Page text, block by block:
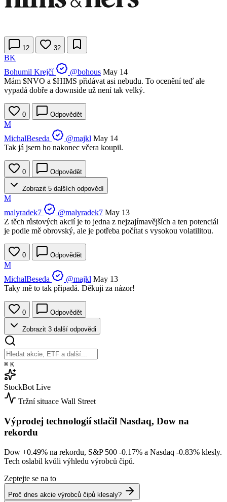
12 32
BK
Bohumil Krejčí
@bohous May 14
Mám $NVO a $HIMS přidávat asi nebudu. To ocenění teď ale
vypadá dobře a downside už není tak velký.
0 Odpovědět
M
MichalBeseda
@majkl May 14
Tak já jsem ho nakonec včera koupil.
0 Odpovědět
Zobrazit 5 dalších odpovědí
M
malyradek7
@malyradek7 May 13
Z těch růstových akcií je to jedna z nejzajímavějších a ten potenciál
je podle mě obrovský, ale je potřeba počítat s vysokou volatilitou.
0 Odpovědět
M
MichalBeseda
@majkl May 13
Taky mě to tak připadá. Děkuji za názor!
0 Odpovědět
Zobrazit 3 další odpovědi
⌘ K
StockBot Live
Tržní situace Wall Street
Výprodej technologií stlačil Nasdaq, Dow na
rekordu
Dow +0.49% na rekordu, S&P 500 -0.17% a Nasdaq -0.83% klesly.
Tech oslabil kvůli výhledu výrobců čipů.
Zeptejte se na to
Proč dnes akcie výrobců čipů klesaly?